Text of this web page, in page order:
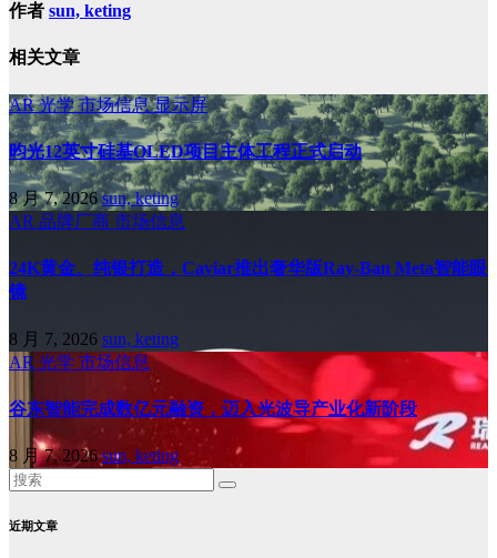
作者 sun, keting
相关文章
AR光学市场信息显示屏
昀光12英寸硅基OLED项目主体工程正式启动
8 月 7, 2026sun, keting
AR 品牌厂商 市场信息
24K黄金、纯银打造，Caviar推出奢华版Ray-Ban Meta智能眼
镜
8 月 7, 2026 sun, keting
AR 光学 市场信息
谷东智能完成数亿元融资，迈入光波导产业化新阶段
8 月 7, 2026sun, keting
近期文章